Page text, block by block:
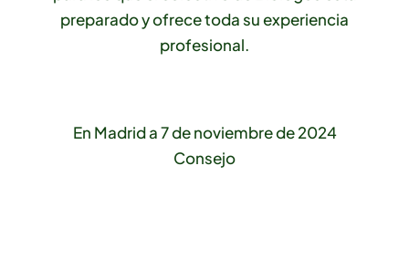
preparado y ofrece toda su experiencia
profesional.
En Madrid a 7 de noviembre de 2024
Consejo